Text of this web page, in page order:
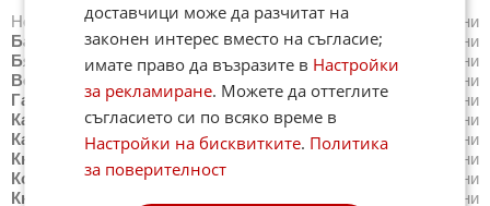
Новини Айтос ,Новини Балчик ,Новини
Новини
Банско
,Новини Благоевград , Новини Бургас
Новини
Бяла
Новини Варна ,Новини Велико Търново
Новини
Велинград
Новини Видин Враца
Новини
Габрово
, Новини Добрич ,Новини Каварна
Новини
Казанлък ,Новини Калофер ,Новини Карлово
Новини
Карнобат
,Новини Каспичан ,Новини Китен
Новини
Кнежа
Новини
Новини
Котел
,Новини Кресна ,
Новини
Кюстендил
Новини
доставчици може да разчитат на
законен интерес вместо на съгласие;
имате право да възразите в Настройки
за рекламиране. Можете да оттеглите
съгласието си по всяко време в
Настройки на бисквитките. Политика
за поверителност